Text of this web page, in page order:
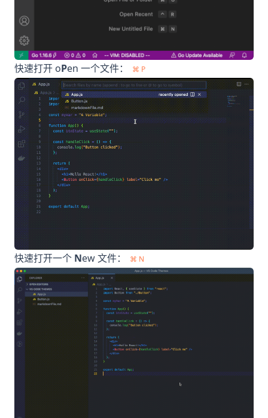
快速打开 oPen 一个文件： ⌘ P
快速打开一个 New 文件： ⌘ N